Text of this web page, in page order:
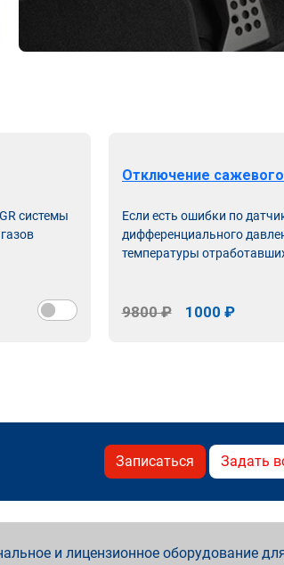
системы
Отключение
Если есть ошибки по
дифференциального
температуры
9800 ₽ 1000 ₽
Записаться Задать
и лицензионное оборудование